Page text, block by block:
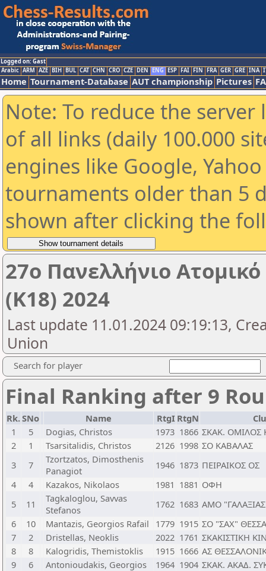
Logged on: Gast
Arabic ARM AZE BIH BUL CAT CHN CRO CZE DEN ENG ESP FAI FIN FRA GER GRE INA
Home Tournament-Database AUT championship Pictures
Note: To reduce the
of all links (daily 100.000
engines like Google,
tournaments older than 5
shown after clicking the
27o Πανελλήνιο
(Κ18) 2024
Last update 11.01.2024 09:19:13,
Union
Search for player
Final Ranking after 9
Rk.SNo Name RtgI RtgN
1
5 Dogias, Christos 1973 1866 ΣΚΑΚ. ΟΜΙΛΟΣ
2
1 Tsarsitalidis, Christos 2126 1998 ΣΟ ΚΑΒΑΛΑΣ
3
7
Tzortzatos, Dimosthenis
Panagiot
1946 1873 ΠΕΙΡΑΙΚΟΣ ΟΣ
4
4 Kazakos, Nikolaos 1981 1881 ΟΦΗ
5
11
Tagkaloglou, Savvas
Stefanos
1762 1683 ΑΜΟ
6
10 Mantazis, Georgios Rafail 1779 1915 ΣΟ "ΣΑΧ"
7
2 Dristellas, Neoklis 2022 1761 ΣΚΑΚΙΣΤΙΚΗ
8
8 Kalogridis, Themistoklis 1915 1666 ΑΣ
9
6 Antonioudakis, Georgios 1964 1904 ΣΚΑΚ. ΑΚΑΔ.